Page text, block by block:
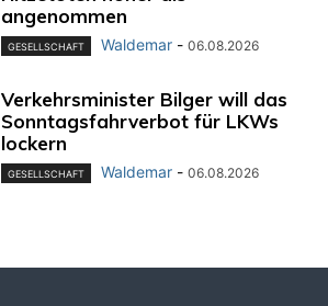
angenommen
GESELLSCHAFT Waldemar - 06.08.2026
Verkehrsminister Bilger will das
Sonntagsfahrverbot für LKWs
lockern
GESELLSCHAFT Waldemar - 06.08.2026